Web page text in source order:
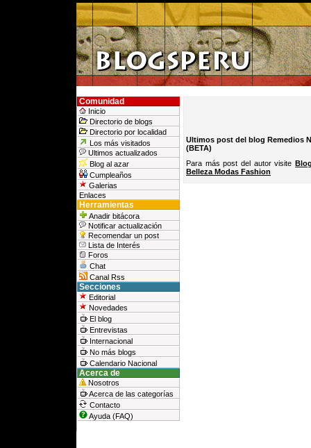
Comunidad
Inicio
Directorio de blogs
Directorio por localidad
Los más visitados
Ultimos actualizados
Blog al azar
Cumpleaños
Galerias
Enlaces
Herramientas
Anadir bitácora
Notificar actualización
Recomendar un post
Lista de Interés
Foros
Chat
Canal Rss
Secciones
Editorial
Novedades
El blog
Entrevistas
Internacional
No más blogs
Calendario Nacional
Acerca de
Nosotros
Acerca de las categorías
Contacto
Ayuda (FAQ)
Ultimos post del blog Remedios
(BETA)
Para más post del autor visite
Belleza Modas Fashion